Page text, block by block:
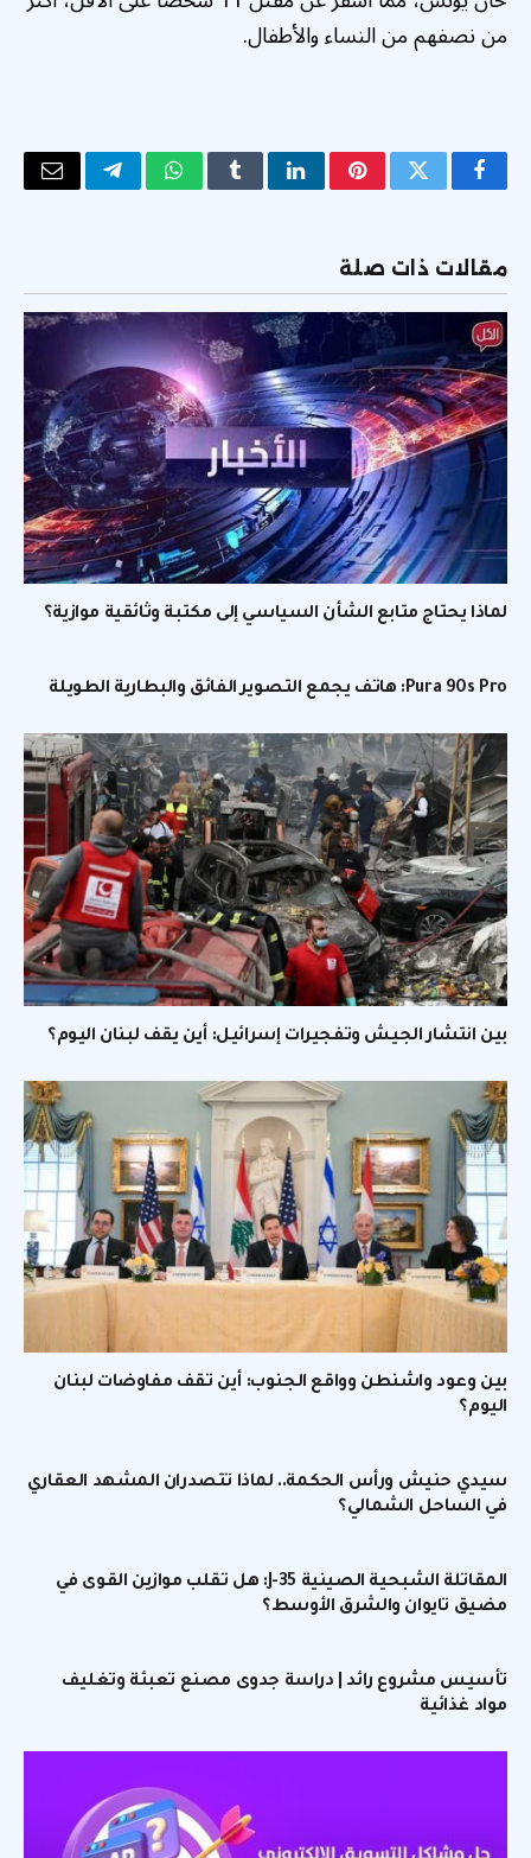
من نصفهم من النساء والأطفال.
فيسبوكتويتر بينتيريستلينكدإنTumblrواتسابتيلقرامالبريد
مقالات ذات صلة
لماذا يحتاج متابع الشأن السياسي إلى مكتبة وثائقية موازية؟
Pura 90s Pro: هاتف يجمع التصوير الفائق والبطارية الطويلة
بين انتشار الجيش وتفجيرات إسرائيل: أين يقف لبنان اليوم؟
بين وعود واشنطن وواقع الجنوب: أين تقف مفاوضات لبنان
اليوم؟
سيدي حنيش ورأس الحكمة.. لماذا تتصدران المشهد العقاري
في الساحل الشمالي؟
المقاتلة الشبحية الصينية J-35: هل تقلب موازين القوى في
مضيق تايوان والشرق الأوسط؟
تأسيس مشروع رائد | دراسة جدوى مصنع تعبئة وتغليف
مواد غذائية